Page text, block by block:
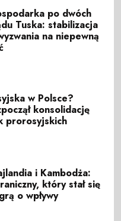
po dwóch
Tuska: stabilizacja
na niepewną
w Polsce?
konsolidację
prorosyjskich
i Kambodża:
który stał się
o wpływy